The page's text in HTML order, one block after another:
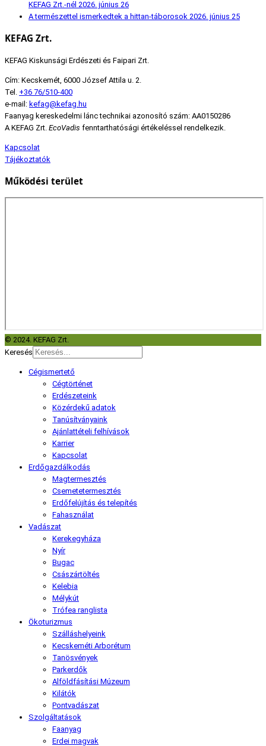
KEFAG Zrt.-nél 2026. június 26
A természettel ismerkedtek a hittan-táborosok 2026. június 25
KEFAG Zrt.
KEFAG Kiskunsági Erdészeti és Faipari Zrt.
Cím: Kecskemét, 6000 József Attila u. 2.
Tel. +36 76/510-400
e-mail: kefag@kefag.hu
Faanyag kereskedelmi lánc technikai azonosító szám: AA0150286
A KEFAG Zrt. EcoVadis fenntarthatósági értékeléssel rendelkezik.
Kapcsolat
Tájékoztatók
Működési terület
© 2024. KEFAG Zrt.
Keresés
Cégismertető
Cégtörténet
Erdészeteink
Közérdekű adatok
Tanúsítványaink
Ajánlattételi felhívások
Karrier
Kapcsolat
Erdőgazdálkodás
Magtermesztés
Csemetetermesztés
Erdőfelújítás és telepítés
Fahasználat
Vadászat
Kerekegyháza
Nyír
Bugac
Császártöltés
Kelebia
Mélykút
Trófea ranglista
Ökoturizmus
Szálláshelyeink
Kecskeméti Arborétum
Tanösvények
Parkerdők
Alföldfásítási Múzeum
Kilátók
Pontvadászat
Szolgáltatások
Faanyag
Erdei magvak